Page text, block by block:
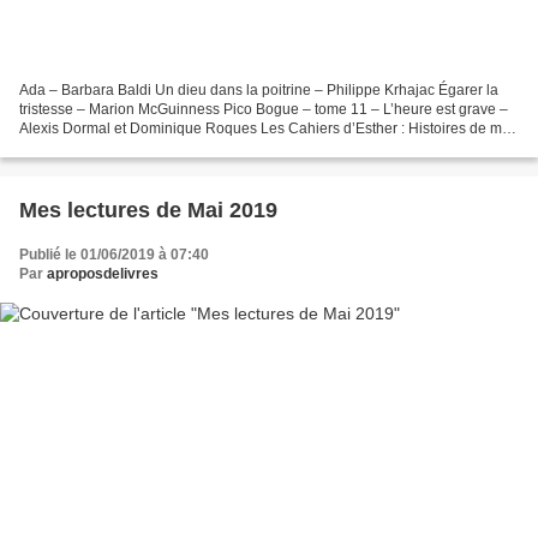
Ada – Barbara Baldi Un dieu dans la poitrine – Philippe Krhajac Égarer la
tristesse – Marion McGuinness Pico Bogue – tome 11 – L’heure est grave –
Alexis Dormal et Dominique Roques Les Cahiers d’Esther : Histoires de mes
Mes lectures de Mai 2019
Publié le 01/06/2019 à 07:40
Par aproposdelivres